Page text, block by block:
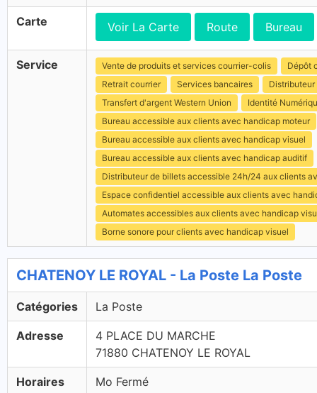
Carte Voir La Carte Route Bureau
Service Vente de produits et services courrier-colis
Dépôt
Retrait courrier
Services bancaires
Transfert d'argent Western Union
Identité
Bureau accessible aux clients avec handicap moteur
Bureau accessible aux clients avec handicap visuel
Bureau accessible aux clients avec handicap auditif
Distributeur de billets accessible 24h/24 aux clients
Espace confidentiel accessible aux clients avec
Automates accessibles aux clients avec handicap
Borne sonore pour clients avec handicap visuel
CHATENOY LE ROYAL - La Poste La Poste
Catégories La Poste
Adresse
4 PLACE DU MARCHE
71880 CHATENOY LE ROYAL
Horaires
Mo Fermé